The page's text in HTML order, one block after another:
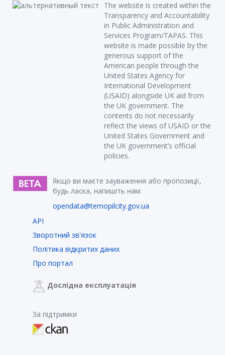
The website is created within the
Transparency and Accountability
in Public Administration and
Services Program/TAPAS. This
website is made possible by the
generous support of the
American people through the
United States Agency for
International Development
(USAID) alongside UK aid from
the UK government. The
contents do not necessarily
reflect the views of USAID or the
United States Government and
the UK government’s official
policies.
Якщо ви маєте зауваження або пропозиції,
будь ласка, напишіть нам:
opendata@ternopilcity.gov.ua
API
Зворотний зв'язок
Політика відкритих даних
Про портал
Дослідна експлуатація
За підтримки